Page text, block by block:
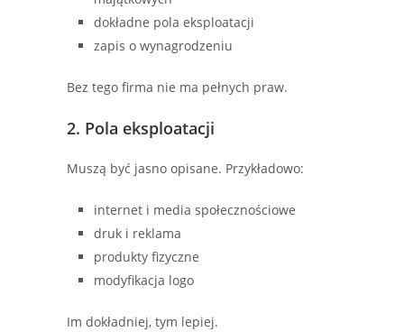
dokładne pola eksploatacji
zapis o wynagrodzeniu
Bez tego firma nie ma pełnych praw.
2. Pola eksploatacji
Muszą być jasno opisane. Przykładowo:
internet i media społecznościowe
druk i reklama
produkty fizyczne
modyfikacja logo
Im dokładniej, tym lepiej.